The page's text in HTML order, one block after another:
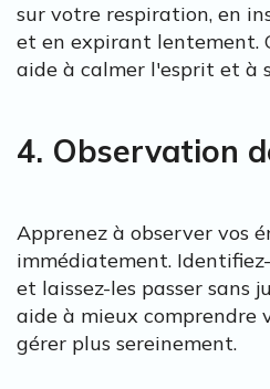
sur votre respiration, en
et en expirant lentement.
aide à calmer l'esprit et à
4. Observation
Apprenez à observer vos
immédiatement.
et laissez-les passer sans
aide à mieux comprendre
gérer plus sereinement.